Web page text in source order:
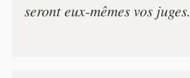
seront eux-mêmes vos juges.